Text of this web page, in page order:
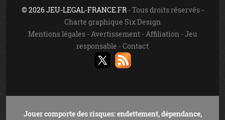
© 2026 JEU-LEGAL-FRANCE.FR- Tous droits réservés -
Charte graphique Six Design
Mentions légales- Avertissement- Affiliation -Jeu
responsable -Contact
Jouer comporte des risques: endettement, dépendance,